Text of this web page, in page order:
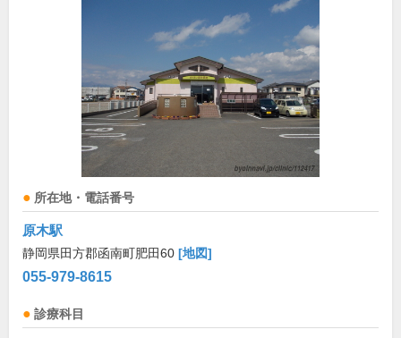
所在地・電話番号
原木駅
静岡県田方郡函南町肥田60 [地図]
055-979-8615
診療科目